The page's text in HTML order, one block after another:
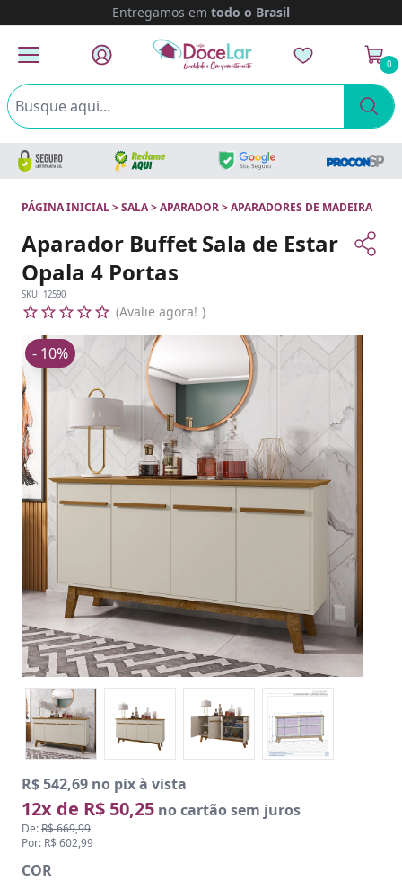
Parcele em até12xsem juros
0
PÁGINA INICIAL>SALA>APARADOR>APARADORES DE MADEIRA
Aparador Buffet Sala de Estar
Opala 4 Portas
SKU: 12590
Avalie agora!
R$ 542,69 no pix à vista
12x de R$ 50,25 no cartão sem juros
De:R$ 669,99
Por: R$ 602,99
- 10%
COR